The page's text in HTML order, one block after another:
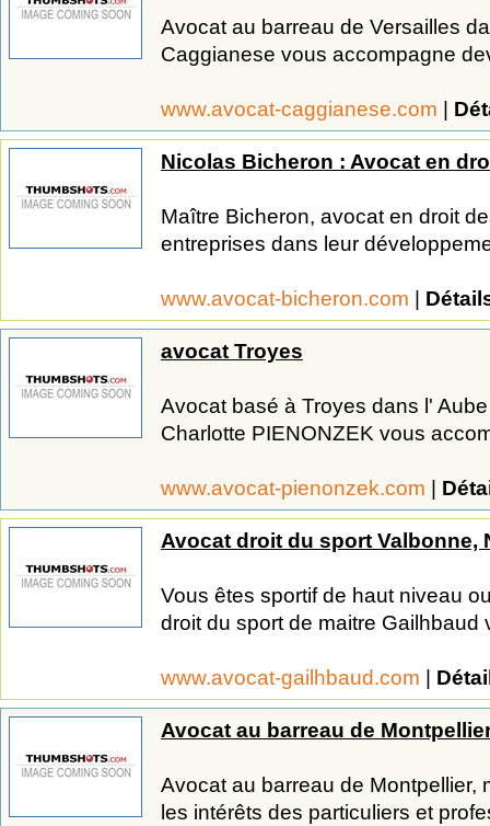
Avocat au barreau de Versailles
Caggianese vous accompagne
www.avocat-caggianese.com |
Nicolas Bicheron : Avocat en
Maître Bicheron, avocat en droit
entreprises dans leur
www.avocat-bicheron.com |
avocat Troyes
Avocat basé à Troyes dans l'
Charlotte PIENONZEK vous
www.avocat-pienonzek.com |
Avocat droit du sport Valbonne,
Vous êtes sportif de haut niveau
droit du sport de maitre Gailhbaud
www.avocat-gailhbaud.com |
Avocat au barreau de
Avocat au barreau de Montpellier,
les intérêts des particuliers et